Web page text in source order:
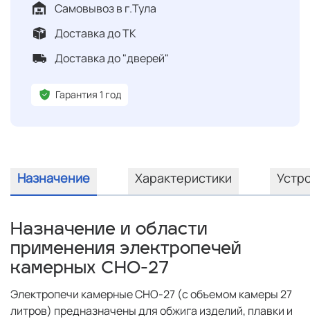
Самовывоз в г.Тула
Доставка до ТК
Доставка до "дверей"
Гарантия 1 год
Назначение Характеристики
Назначение и области
применения электропечей
камерных СНО-27
Электропечи камерные СНО-27 (с объемом камеры 27
литров) предназначены для обжига изделий, плавки и